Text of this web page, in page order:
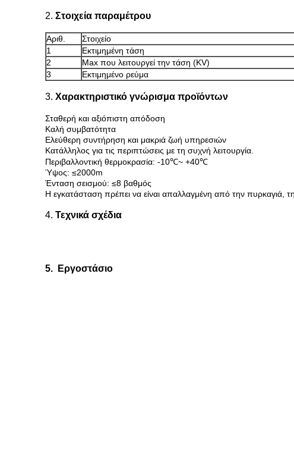
2. Στοιχεία παραμέτρου
Αριθ. Στοιχείο
1
Εκτιμημένη τάση
2
Max που λειτουργεί την τάση (KV)
3
Εκτιμημένο ρεύμα
3. Χαρακτηριστικό γνώρισμα προϊόντων
Σταθερή και αξιόπιστη απόδοση
Καλή συμβατότητα
Ελεύθερη συντήρηση και μακριά ζωή υπηρεσιών
Κατάλληλος για τις περιπτώσεις με τη συχνή λειτουργία.
Περιβαλλοντική θερμοκρασία: -10℃~ +40℃
Ύψος: ≤2000m
Ένταση σεισμού: ≤8 βαθμός
Η εγκατάσταση πρέπει να είναι απαλλαγμένη από την
4. Τεχνικά σχέδια
5. Εργοστάσιο